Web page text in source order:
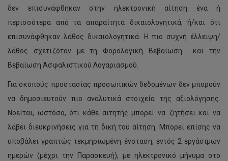
δεν επισυνάφθηκαν στην ηλεκτρονική αίτηση ένα ή
περισσότερα από τα απαραίτητα δικαιολογητικά, ή/και ότι
επισυνάφθηκαν λάθος δικαιολογητικά. Η πιο συχνή έλλειψη/
λάθος σχετιζόταν με τη Φορολογική Βεβαίωση και την
Βεβαίωση Ασφαλιστικού Λογαριασμού.
Για σκοπούς προστασίας προσωπικών δεδομένων δεν μπορούν
να δημοσιευτούν πιο αναλυτικά στοιχεία της αξιολόγησης.
Νοείται, ωστόσο, ότι κάθε αιτητής μπορεί να ζητήσει και να
λάβει διευκρινήσεις για τη δική του αίτηση. Μπορεί επίσης να
υποβάλει γραπτώς τεκμηριωμένη ένσταση, εντός 2 εργάσιμων
ημερών (μέχρι την Παρασκευή), με ηλεκτρονικό μήνυμα στο